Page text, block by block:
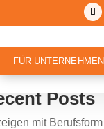
FÜR UNTERNEHMEN
Posts
mit Berufsform